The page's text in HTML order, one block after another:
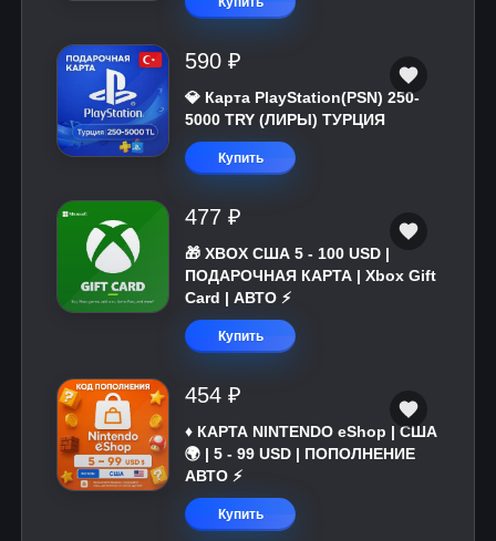
590 ₽
💎 Карта PlayStation(PSN) 250-
5000 TRY (ЛИРЫ) ТУРЦИЯ
Купить
477 ₽
🎁 XBOX США 5 - 100 USD |
ПОДАРОЧНАЯ КАРТА | Xbox Gift
Card | АВТО ⚡
Купить
454 ₽
♦️ КАРТА NINTENDO eShop | США
🌍 | 5 - 99 USD | ПОПОЛНЕНИЕ
АВТО ⚡
Купить